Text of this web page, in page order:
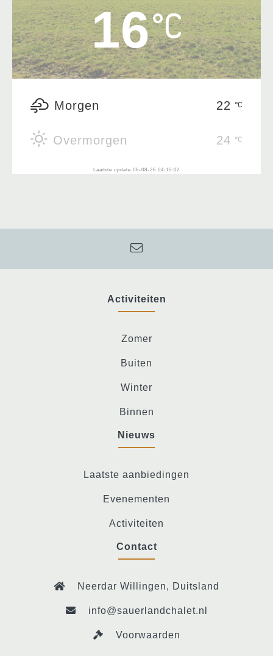
16
Morgen 22
Overmorgen 24
Laatste update 06-08-26 04:15:02
Activiteiten
Zomer
Buiten
Winter
Binnen
Nieuws
Laatste aanbiedingen
Evenementen
Activiteiten
Contact
Neerdar Willingen, Duitsland
info@sauerlandchalet.nl
Voorwaarden